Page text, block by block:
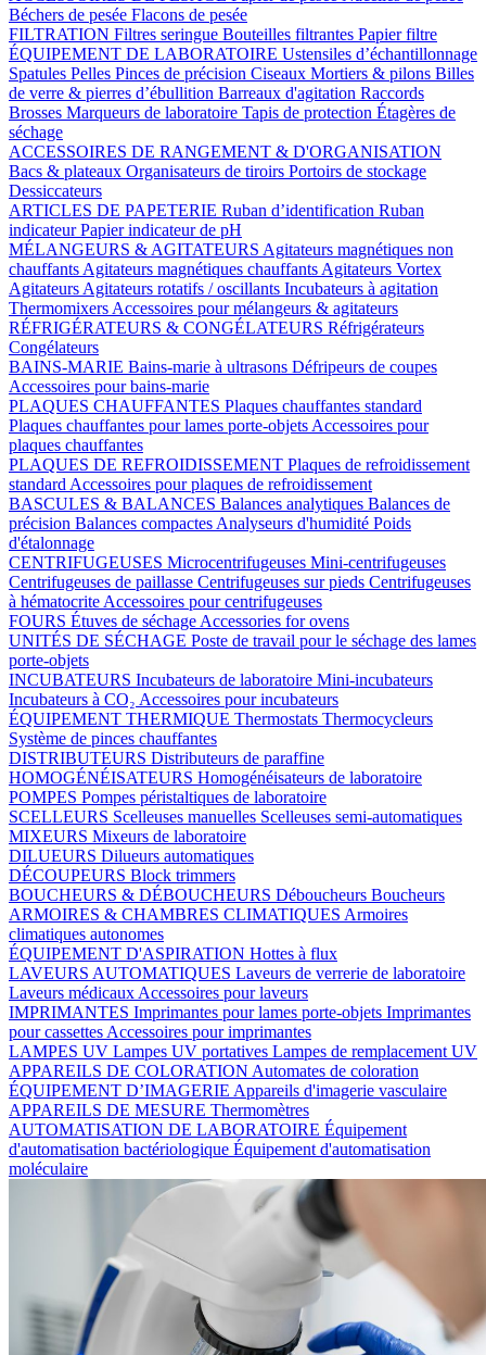
Béchers de pesée Flacons de pesée
FILTRATION Filtres seringue Bouteilles filtrantes Papier filtre
ÉQUIPEMENT DE LABORATOIRE Ustensiles d’échantillonnage
Spatules Pelles Pinces de précision Ciseaux Mortiers & pilons Billes
de verre & pierres d’ébullition Barreaux d'agitation Raccords
Brosses Marqueurs de laboratoire Tapis de protection Étagères de
séchage
ACCESSOIRES DE RANGEMENT & D'ORGANISATION
Bacs & plateaux Organisateurs de tiroirs Portoirs de stockage
Dessiccateurs
ARTICLES DE PAPETERIE Ruban d’identification Ruban
indicateurPapier indicateur de pH
MÉLANGEURS & AGITATEURS Agitateurs magnétiques non
chauffants Agitateurs magnétiques chauffants Agitateurs Vortex
Agitateurs Agitateurs rotatifs / oscillants Incubateurs à agitation
Thermomixers Accessoires pour mélangeurs & agitateurs
RÉFRIGÉRATEURS & CONGÉLATEURS Réfrigérateurs
Congélateurs
BAINS-MARIE Bains-marie à ultrasons Défripeurs de coupes
Accessoires pour bains-marie
PLAQUES CHAUFFANTES Plaques chauffantes standard
Plaques chauffantes pour lames porte-objets Accessoires pour
plaques chauffantes
PLAQUES DE REFROIDISSEMENT Plaques de refroidissement
standard Accessoires pour plaques de refroidissement
BASCULES & BALANCES Balances analytiques Balances de
précision Balances compactes Analyseurs d'humidité Poids
d'étalonnage
CENTRIFUGEUSES Microcentrifugeuses Mini-centrifugeuses
Centrifugeuses de paillasse Centrifugeuses sur pieds Centrifugeuses
à hématocrite Accessoires pour centrifugeuses
FOURS Étuves de séchage Accessories for ovens
UNITÉS DE SÉCHAGE Poste de travail pour le séchage des lames
porte-objets
INCUBATEURS Incubateurs de laboratoire Mini-incubateurs
Incubateurs à CO₂ Accessoires pour incubateurs
ÉQUIPEMENT THERMIQUE Thermostats Thermocycleurs
Système de pinces chauffantes
DISTRIBUTEURS Distributeurs de paraffine
HOMOGÉNÉISATEURS Homogénéisateurs de laboratoire
POMPES Pompes péristaltiques de laboratoire
SCELLEURS Scelleuses manuelles Scelleuses semi-automatiques
MIXEURS Mixeurs de laboratoire
DILUEURS Dilueurs automatiques
DÉCOUPEURS Block trimmers
BOUCHEURS & DÉBOUCHEURS Déboucheurs Boucheurs
ARMOIRES & CHAMBRES CLIMATIQUES Armoires
climatiques autonomes
ÉQUIPEMENT D'ASPIRATION Hottes à flux
LAVEURS AUTOMATIQUES Laveurs de verrerie de laboratoire
Laveurs médicaux Accessoires pour laveurs
IMPRIMANTES Imprimantes pour lames porte-objets Imprimantes
pour cassettes Accessoires pour imprimantes
LAMPES UV Lampes UV portatives Lampes de remplacement UV
APPAREILS DE COLORATION Automates de coloration
ÉQUIPEMENT D’IMAGERIE Appareils d'imagerie vasculaire
APPAREILS DE MESURE Thermomètres
AUTOMATISATION DE LABORATOIRE Équipement
d'automatisation bactériologique Équipement d'automatisation
moléculaire